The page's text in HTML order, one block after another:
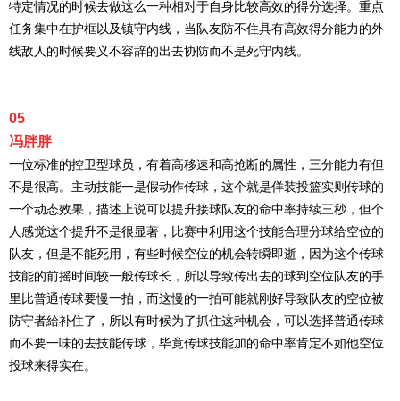
特定情况的时候去做这么一种相对于自身比较高效的得分选择。重点
任务集中在护框以及镇守内线，当队友防不住具有高效得分能力的外
线敌人的时候要义不容辞的出去协防而不是死守内线。
05
冯胖胖
一位标准的控卫型球员，有着高移速和高抢断的属性，三分能力有但
不是很高。主动技能一是假动作传球，这个就是佯装投篮实则传球的
一个动态效果，描述上说可以提升接球队友的命中率持续三秒，但个
人感觉这个提升不是很显著，比赛中利用这个技能合理分球给空位的
队友，但是不能死用，有些时候空位的机会转瞬即逝，因为这个传球
技能的前摇时间较一般传球长，所以导致传出去的球到空位队友的手
里比普通传球要慢一拍，而这慢的一拍可能就刚好导致队友的空位被
防守者給补住了，所以有时候为了抓住这种机会，可以选择普通传球
而不要一味的去技能传球，毕竟传球技能加的命中率肯定不如他空位
投球来得实在。